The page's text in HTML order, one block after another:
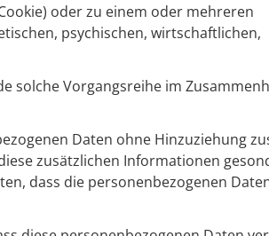
oder zu einem oder mehreren
psychischen, wirtschaftlichen,
solche Vorgangsreihe im
Daten ohne Hinzuziehung
zusätzlichen Informationen
dass die personenbezogenen